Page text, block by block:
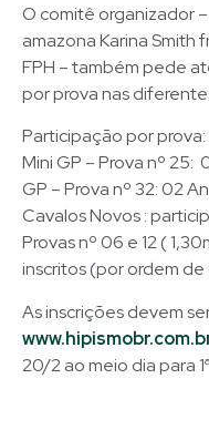
O comitê organizador
amazona Karina Smith
FPH – também pede
por prova nas
Participação por
Mini GP – Prova nº 25:
GP – Prova nº 32: 02
Cavalos Novos :
Provas nº 06 e 12 (
inscritos (por ordem
As inscrições devem
20/2 ao meio dia para